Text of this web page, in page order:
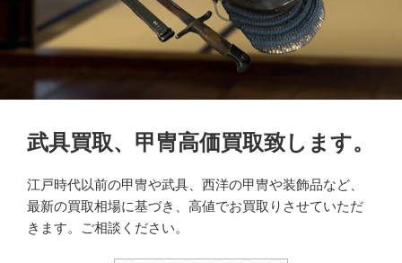
武具買取、甲冑高価買取致します。
江戸時代以前の甲冑や武具、西洋の甲冑や装飾品など、
最新の買取相場に基づき、高値でお買取りさせていただ
きます。ご相談ください。